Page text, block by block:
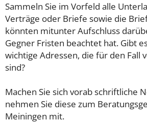
Sammeln Sie im Vorfeld alle
Verträge oder Briefe sowie die
könnten mitunter Aufschluss
Gegner Fristen beachtet hat. Gibt
wichtige Adressen, die für den Fall
sind?
Machen Sie sich vorab schriftliche
nehmen Sie diese zum
Meiningen mit.